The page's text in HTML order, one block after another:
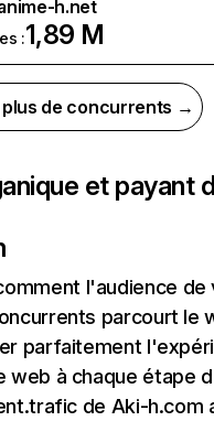
h.net
:1,89 M
plus de concurrents →
et payant
l'audience de
parcourt le
parfaitement
web à chaque étape
de Aki-h.com